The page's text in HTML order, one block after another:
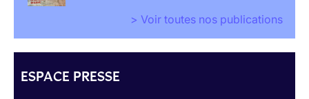
> Voir toutes nos publications
ESPACE PRESSE